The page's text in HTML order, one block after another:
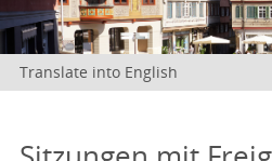
Translate into English